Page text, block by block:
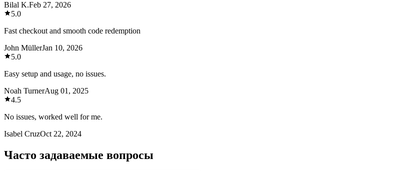
Bilal K.Feb 27, 2026
5.0
Fast checkout and smooth code redemption
John MüllerJan 10, 2026
5.0
Easy setup and usage, no issues.
Noah TurnerAug 01, 2025
4.5
No issues, worked well for me.
Isabel CruzOct 22, 2024
Часто задаваемые вопросы